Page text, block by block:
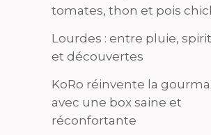
tomates, thon et pois
Lourdes : entre pluie,
et découvertes
KoRo réinvente la
avec une box saine et
réconfortante